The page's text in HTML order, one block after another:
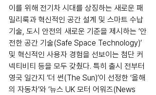
이를 위해 전기차 시대를 상징하는 새로운 패
밀리룩과 혁신적인 공간 설계 및 스마트 수납
기술, 도시 안전의 새로운 기준을 제시하는 ‘안
전한 공간 기술(Safe Space Technology)’
및 혁신적인 사용자 경험을 선보이는 첨단 커
넥티비티 등을 모두 갖췄다. 특히 출시 전부터
영국 일간지 ‘더 썬(The Sun)’이 선정한 ‘올해
의 자동차’와 ‘뉴스 UK 모터 어워즈(News